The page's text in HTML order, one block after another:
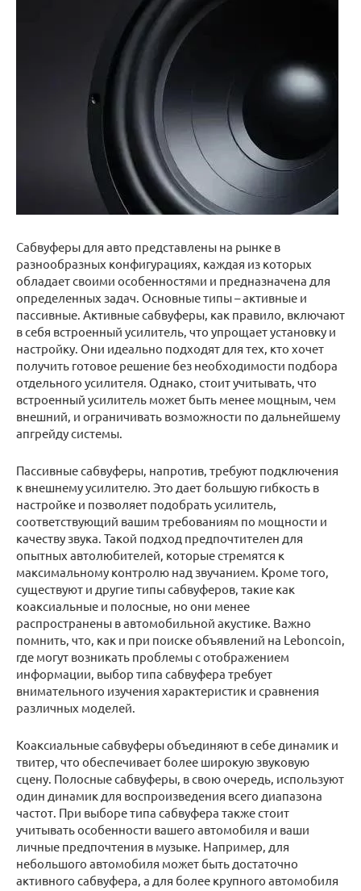
Сабвуферы для авто представлены на рынке в
разнообразных конфигурациях, каждая из которых
обладает своими особенностями и предназначена для
определенных задач. Основные типы – активные и
пассивные. Активные сабвуферы, как правило, включают
в себя встроенный усилитель, что упрощает установку и
настройку. Они идеально подходят для тех, кто хочет
получить готовое решение без необходимости подбора
отдельного усилителя. Однако, стоит учитывать, что
встроенный усилитель может быть менее мощным, чем
внешний, и ограничивать возможности по дальнейшему
апгрейду системы.
Пассивные сабвуферы, напротив, требуют подключения
к внешнему усилителю. Это дает большую гибкость в
настройке и позволяет подобрать усилитель,
соответствующий вашим требованиям по мощности и
качеству звука. Такой подход предпочтителен для
опытных автолюбителей, которые стремятся к
максимальному контролю над звучанием. Кроме того,
существуют и другие типы сабвуферов, такие как
коаксиальные и полосные, но они менее
распространены в автомобильной акустике. Важно
помнить, что, как и при поиске объявлений на Leboncoin,
где могут возникать проблемы с отображением
информации, выбор типа сабвуфера требует
внимательного изучения характеристик и сравнения
различных моделей.
Коаксиальные сабвуферы объединяют в себе динамик и
твитер, что обеспечивает более широкую звуковую
сцену. Полосные сабвуферы, в свою очередь, используют
один динамик для воспроизведения всего диапазона
частот. При выборе типа сабвуфера также стоит
учитывать особенности вашего автомобиля и ваши
личные предпочтения в музыке. Например, для
небольшого автомобиля может быть достаточно
активного сабвуфера, а для более крупного автомобиля